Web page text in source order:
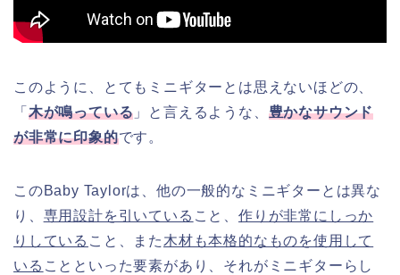
このように、とてもミニギターとは思えないほどの、
「 木が鳴っている 」と言えるような、 豊かなサウンド
が非常に印象的です。
このBaby Taylorは、他の一般的なミニギターとは異な
り、 専用設計を引いている こと、作りが非常にしっか
りしている こと、また 木材も本格的なものを使用して
いる ことといった要素があり、それがミニギターらし